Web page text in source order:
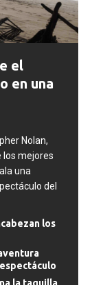
el
en una
Nolan,
mejores
una
del
los